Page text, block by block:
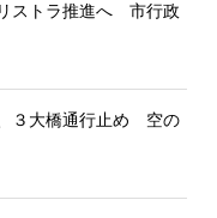
ストラ推進へ 市行政
３大橋通行止め 空の